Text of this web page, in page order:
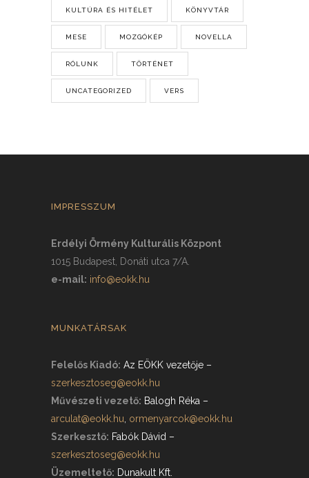
KULTÚRA ÉS HITÉLET KÖNYVTÁR
MESE MOZGÓKÉP NOVELLA
RÓLUNK TÖRTÉNET
UNCATEGORIZED VERS
IMPRESSZUM
Erdélyi Örmény Kulturális Központ
1015 Budapest, Donáti utca 7/A.
e-mail: info@eokk.hu
MUNKATÁRSAK
Felelős Kiadó: Az EÖKK vezetője –
szerkesztoseg@eokk.hu
Művészeti vezető: Balogh Réka –
arculat@eokk.hu ormenyarcok@eokk.hu
Szerkesztő: Fabók Dávid –
szerkesztoseg@eokk.hu
Üzemeltető: Dunakult Kft.